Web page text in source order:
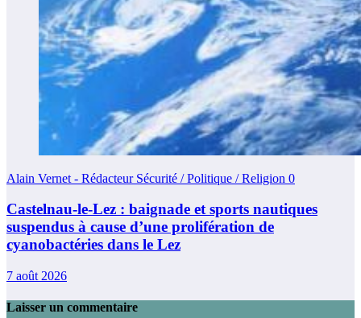
Alain Vernet - Rédacteur Sécurité / Politique / Religion 0
Castelnau-le-Lez : baignade et sports nautiques
suspendus à cause d’une prolifération de
cyanobactéries dans le Lez
7 août 2026
Laisser un commentaire